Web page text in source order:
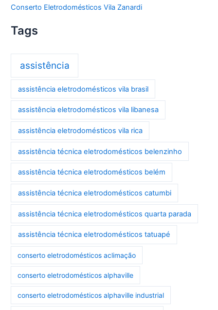
Conserto Eletrodomésticos Vila Zanardi
Tags
assistência
assistência eletrodomésticos vila brasil
assistência eletrodomésticos vila libanesa
assistência eletrodomésticos vila rica
assistência técnica eletrodomésticos belenzinho
assistência técnica eletrodomésticos belém
assistência técnica eletrodomésticos catumbi
assistência técnica eletrodomésticos quarta parada
assistência técnica eletrodomésticos tatuapé
conserto eletrodomésticos aclimação
conserto eletrodomésticos alphaville
conserto eletrodomésticos alphaville industrial